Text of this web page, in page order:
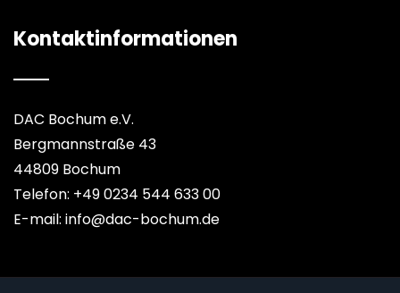
Kontaktinformationen
DAC Bochum e.V.
Bergmannstraße 43
44809 Bochum
Telefon: +49 0234 544 633 00
E-mail: info@dac-bochum.de